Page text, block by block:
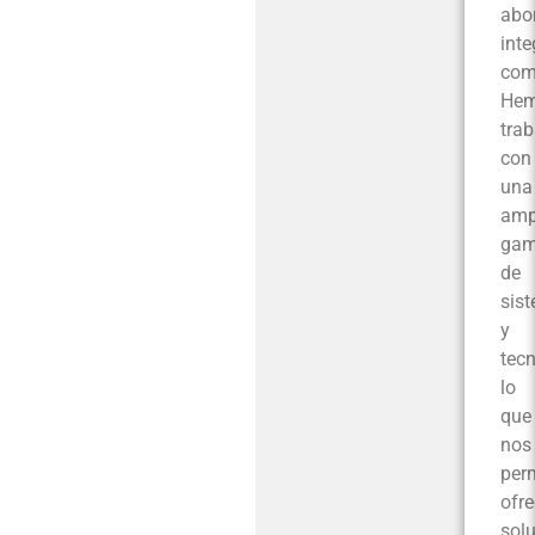
con
una
de
y
lo
que
nos